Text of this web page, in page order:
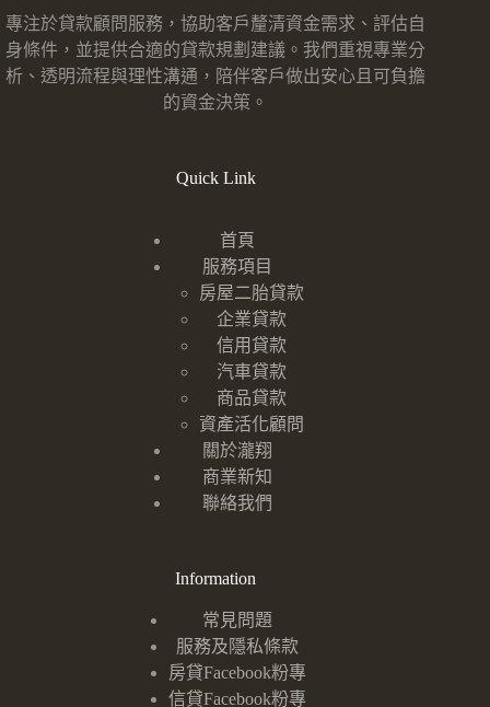
專注於貸款顧問服務，協助客戶釐清資金需求、評估自
身條件，並提供合適的貸款規劃建議。我們重視專業分
析、透明流程與理性溝通，陪伴客戶做出安心且可負擔
的資金決策。
Quick Link
首頁
服務項目
房屋二胎貸款
企業貸款
信用貸款
汽車貸款
商品貸款
資產活化顧問
關於瀧翔
商業新知
聯絡我們
Information
常見問題
服務及隱私條款
房貸Facebook粉專
信貸Facebook粉專